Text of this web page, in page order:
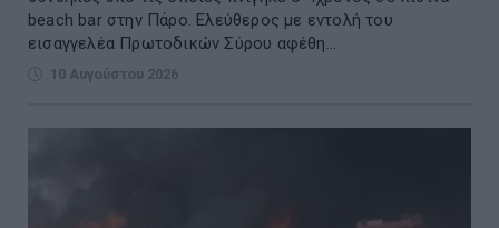
beach bar στην Πάρο. Eλεύθερος με εντολή του
εισαγγελέα Πρωτοδικών Σύρου αφέθη...
10 Αυγούστου 2026